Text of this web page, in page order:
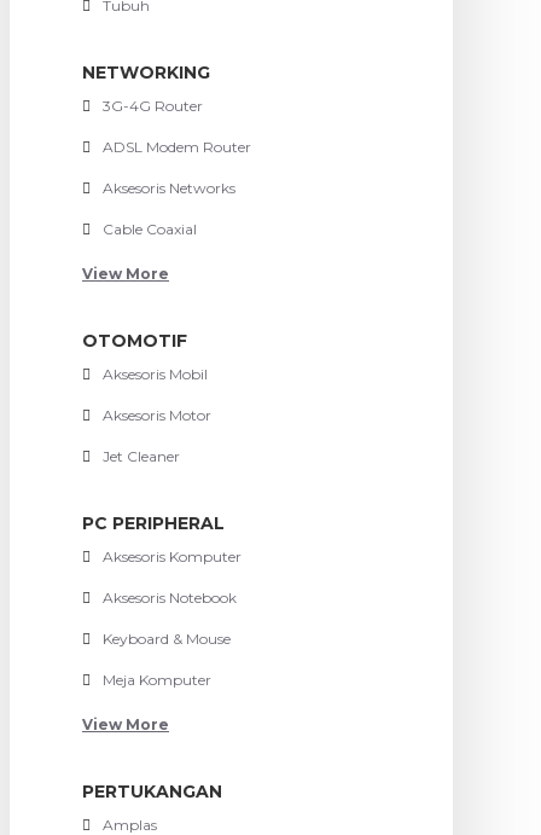
Tubuh
NETWORKING
3G-4G Router
ADSL Modem Router
Aksesoris Networks
Cable Coaxial
View More
OTOMOTIF
Aksesoris Mobil
Aksesoris Motor
Jet Cleaner
PC PERIPHERAL
Aksesoris Komputer
Aksesoris Notebook
Keyboard & Mouse
Meja Komputer
View More
PERTUKANGAN
Amplas